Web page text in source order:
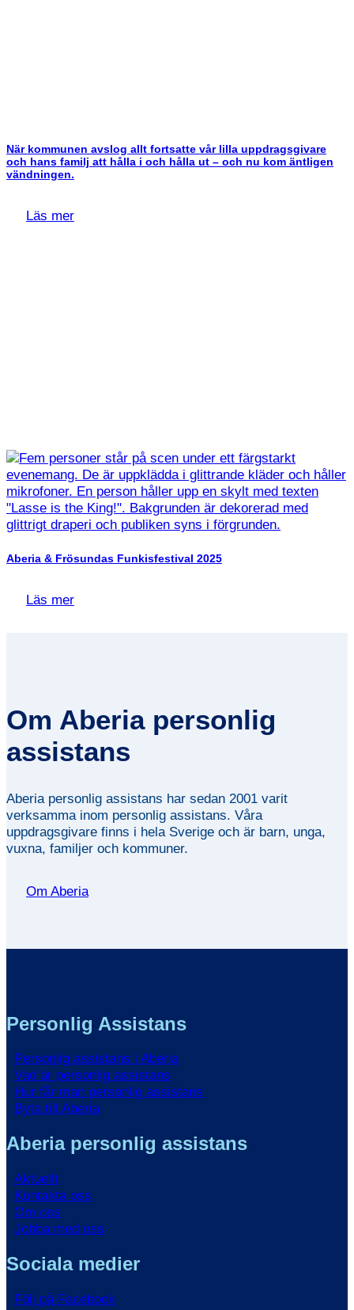
När kommunen avslog allt fortsatte vår lilla uppdragsgivare
och hans familj att hålla i och hålla ut – och nu kom äntligen
vändningen.
Läs mer
Aberia & Frösundas Funkisfestival 2025
Läs mer
Om Aberia personlig
assistans
Aberia personlig assistans har sedan 2001 varit
verksamma inom personlig assistans. Våra
uppdragsgivare finns i hela Sverige och är barn, unga,
vuxna, familjer och kommuner.
Om Aberia
Personlig Assistans
Personlig assistans i Aberia
Vad är personlig assistans
Hur får man personlig assistans
Byta till Aberia
Aberia personlig assistans
Aktuellt
Kontakta oss
Om oss
Jobba med oss
Sociala medier
Följ på Facebook